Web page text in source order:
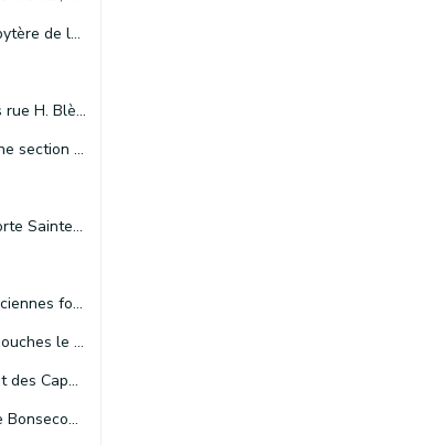
Dinant (Bouvignes), consolidation de l'ancien presbytère de la paroisse Saint-Lambert, sis rue Richier, n°54
Dinant (Bouvignes), construction d'un immeuble sis rue H. Blès, n°12
Dinant (Bouvignes), proposition de classement d'une section des remparts et restauration de la muraille classée (front nord)
Dinant, collégiale Saint-Perpète, hospice civil et porte Sainte-Martin (éclairage)
Dinant, accès au site et dégagement visuel des anciennes fortifications de "Dry les Wennes-Dinant"
Dinant, travaux de conservation sur les bateaux-mouches le "Touriste I" et le "Touriste IV"
Dinant, rénovation de l'hospice civil, ancien couvent des Capucins
Dinant, restauration de la chapelle Notre-Dame de Bonsecours, du pont en pierre, des chasse-roues et du chemin "de Bonsecours"